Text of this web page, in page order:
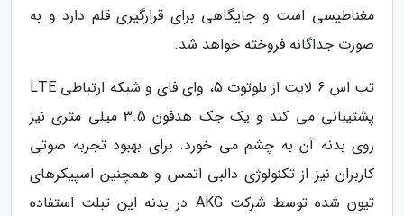
مغناطیسی است و جایگاهی برای قرارگیری قلم دارد و به
صورت جداگانه فروخته خواهد شد.
تب اس 6 لایت از بلوتوث 5، وای فای و شبکه ارتباطی LTE
پشتیبانی می کند و یک جک هدفون 3.5 میلی متری نیز
روی بدنه آن به چشم می خورد. برای بهبود تجربه صوتی
کاربران نیز از تکنولوژی دالبی اتمس و همچنین اسپیکرهای
تیون شده توسط شرکت AKG در بدنه این تبلت استفاده